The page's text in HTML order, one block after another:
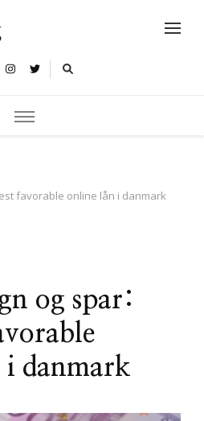
favorable online lån i danmark
og spar:
danmark